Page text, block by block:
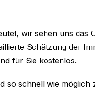
wir sehen uns das
Schätzung der
für Sie kostenlos.
so schnell wie möglich